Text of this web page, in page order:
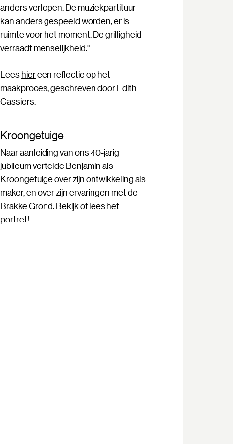
anders verlopen. De muziekpartituur
kan anders gespeeld worden, er is
ruimte voor het moment. De grilligheid
verraadt menselijkheid."
Leeshiereen reflectie op het
maakproces, geschreven door Edith
Cassiers.
Kroongetuige
Naar aanleiding van ons 40-jarig
jubileum vertelde Benjamin als
Kroongetuige over zijn ontwikkeling als
maker, en over zijn ervaringen met de
Brakke Grond.Bekijkofleeshet
portret!